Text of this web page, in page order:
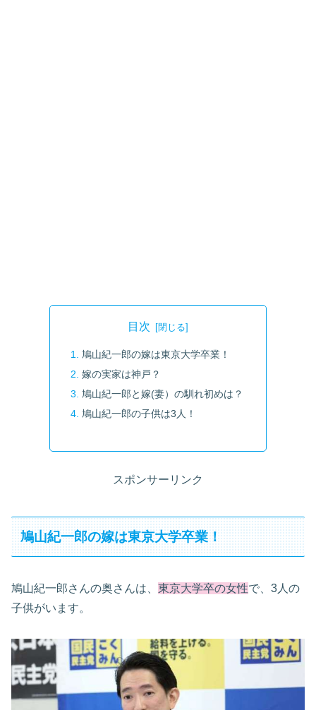
目次
鳩山紀一郎の嫁は東京大学卒業！
嫁の実家は神戸？
鳩山紀一郎と嫁(妻）の馴れ初めは？
鳩山紀一郎の子供は3人！
スポンサーリンク
鳩山紀一郎の嫁は東京大学卒業！
鳩山紀一郎さんの奥さんは、 東京大学卒の女性で、3人の
子供がいます。